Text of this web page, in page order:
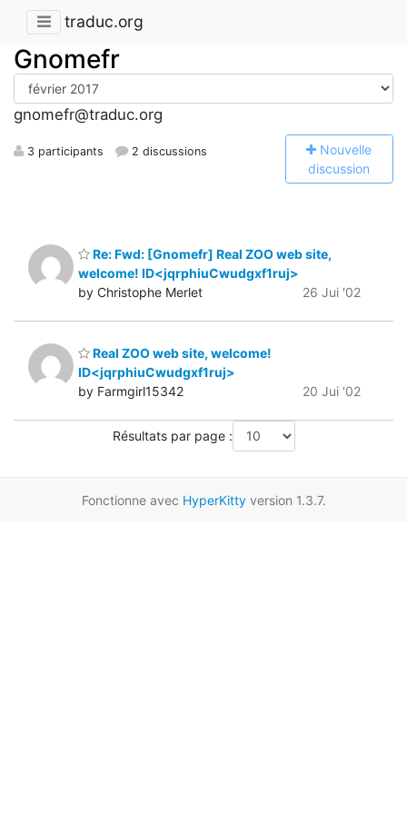
traduc.org
Gnomefr
gnomefr@traduc.org
3 participants 2 discussions Nouvelle
discussion
Re: Fwd: [Gnomefr] Real ZOO web site,
welcome! ID<jqrphiuCwudgxf1ruj>
by Christophe Merlet
26 Jui '02
Real ZOO web site, welcome!
ID<jqrphiuCwudgxf1ruj>
by Farmgirl15342
20 Jui '02
Résultats par page :
Fonctionne avec HyperKittyversion 1.3.7.